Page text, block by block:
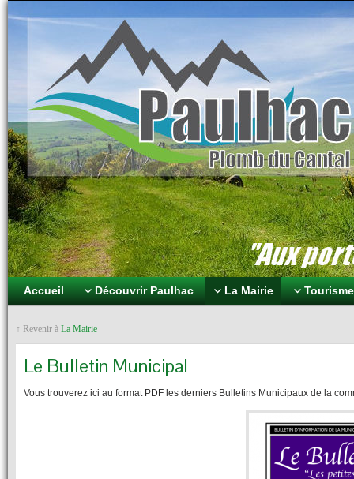
Paulhac Plomb du
Aux portes des volcans
Accueil Découvrir Paulhac La Mairie
↑ Revenir à La Mairie
Le Bulletin Municipal
Vous trouverez ici au format PDF les derniers Bulletins Municipaux de la